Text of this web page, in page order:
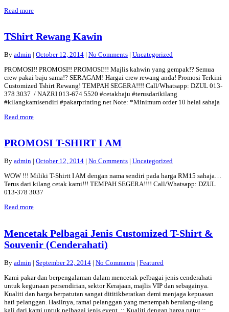
Read more
TShirt Rewang Kawin
By admin | October 12, 2014 | No Comments | Uncategorized
PROMOSI!! PROMOSI!! PROMOSI!!! Majlis kahwin yang gempak!? Semua
crew pakai baju sama!? SERAGAM! Hargai crew rewang anda! Promosi Terkini
Customized Tshirt Rewang! TEMPAH SEGERA!!!! Call/Whatsapp: DZUL 013-
378 3037 / NAZRI 013-674 5520 #cetakbaju #terusdarikilang
#kilangkamisendiri #pakarprinting.net Note: *Minimum order 10 helai sahaja
Read more
PROMOSI T-SHIRT I AM
By admin | October 12, 2014 | No Comments | Uncategorized
WOW !!! Miliki T-Shirtt I AM dengan nama sendiri pada harga RM15 sahaja…
Terus dari kilang cetak kami!!! TEMPAH SEGERA!!!! Call/Whatsapp: DZUL
013-378 3037
Read more
Mencetak Pelbagai Jenis Customized T-Shirt &
Souvenir (Cenderahati)
By admin | September 22, 2014 | No Comments | Featured
Kami pakar dan berpengalaman dalam mencetak pelbagai jenis cenderahati
untuk kegunaan persendirian, sektor Kerajaan, majlis VIP dan sebagainya.
Kualiti dan harga berpatutan sangat dititikberatkan demi menjaga kepuasan
hati pelanggan. Hasilnya, ramai pelanggan yang menempah berulang-ulang
kali dari kami untuk pelbagai jenis event. :: Kualiti dengan harga patut ::